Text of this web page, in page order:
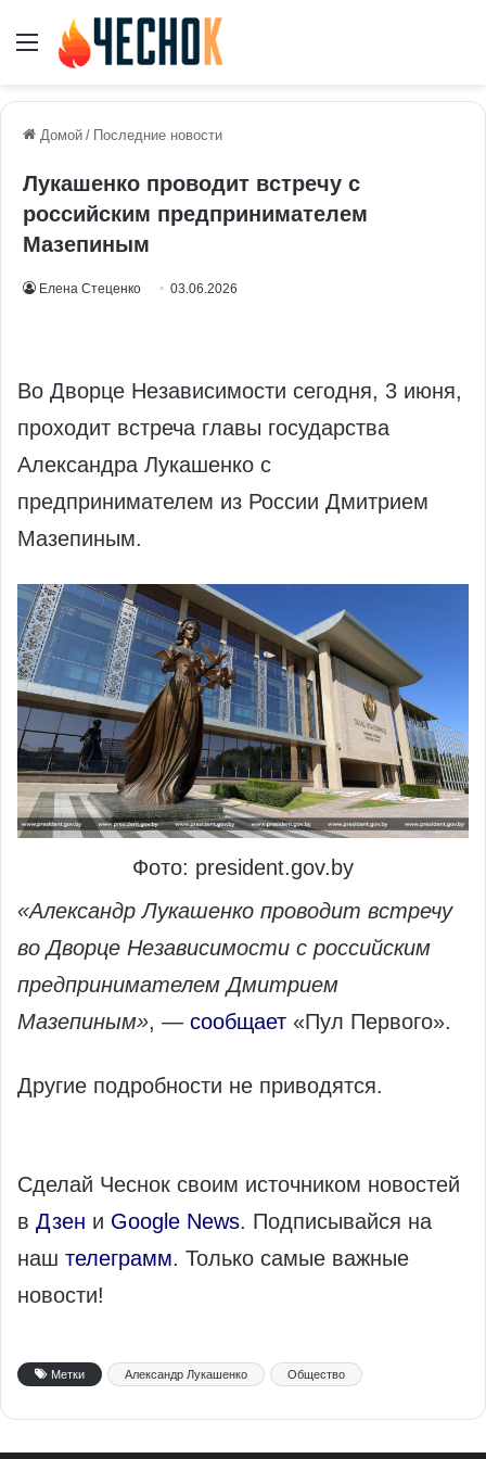
Меню
Домой / Последние новости
Лукашенко проводит встречу с
российским предпринимателем
Мазепиным
Елена Стеценко 03.06.2026
Во Дворце Независимости сегодня, 3 июня,
проходит встреча главы государства
Александра Лукашенко с
предпринимателем из России Дмитрием
Мазепиным.
Фото: president.gov.by
«Александр Лукашенко проводит встречу
во Дворце Независимости с российским
предпринимателем Дмитрием
Мазепиным», — сообщает «Пул Первого».
Другие подробности не приводятся.
Сделай Чеснок своим источником новостей
в Дзен и Google News. Подписывайся на
наш телеграмм. Только самые важные
новости!
Метки Александр Лукашенко Общество